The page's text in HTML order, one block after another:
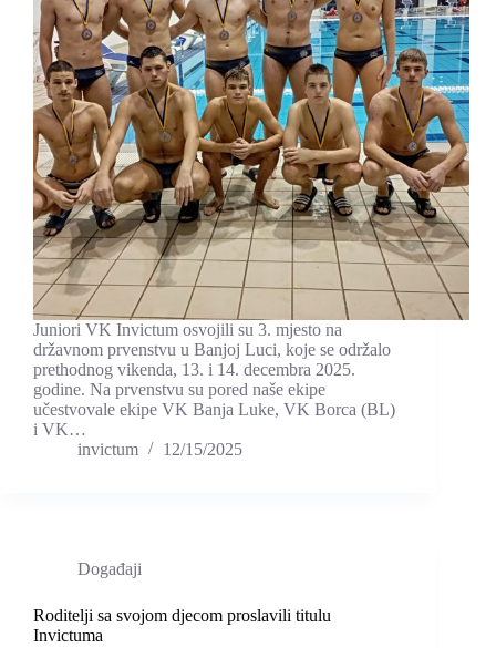
Juniori VK Invictum osvojili su 3. mjesto na
državnom prvenstvu u Banjoj Luci, koje se održalo
prethodnog vikenda, 13. i 14. decembra 2025.
godine. Na prvenstvu su pored naše ekipe
učestvovale ekipe VK Banja Luke, VK Borca (BL)
i VK…
invictum
12/15/2025
Događaji
Roditelji sa svojom djecom proslavili titulu
Invictuma